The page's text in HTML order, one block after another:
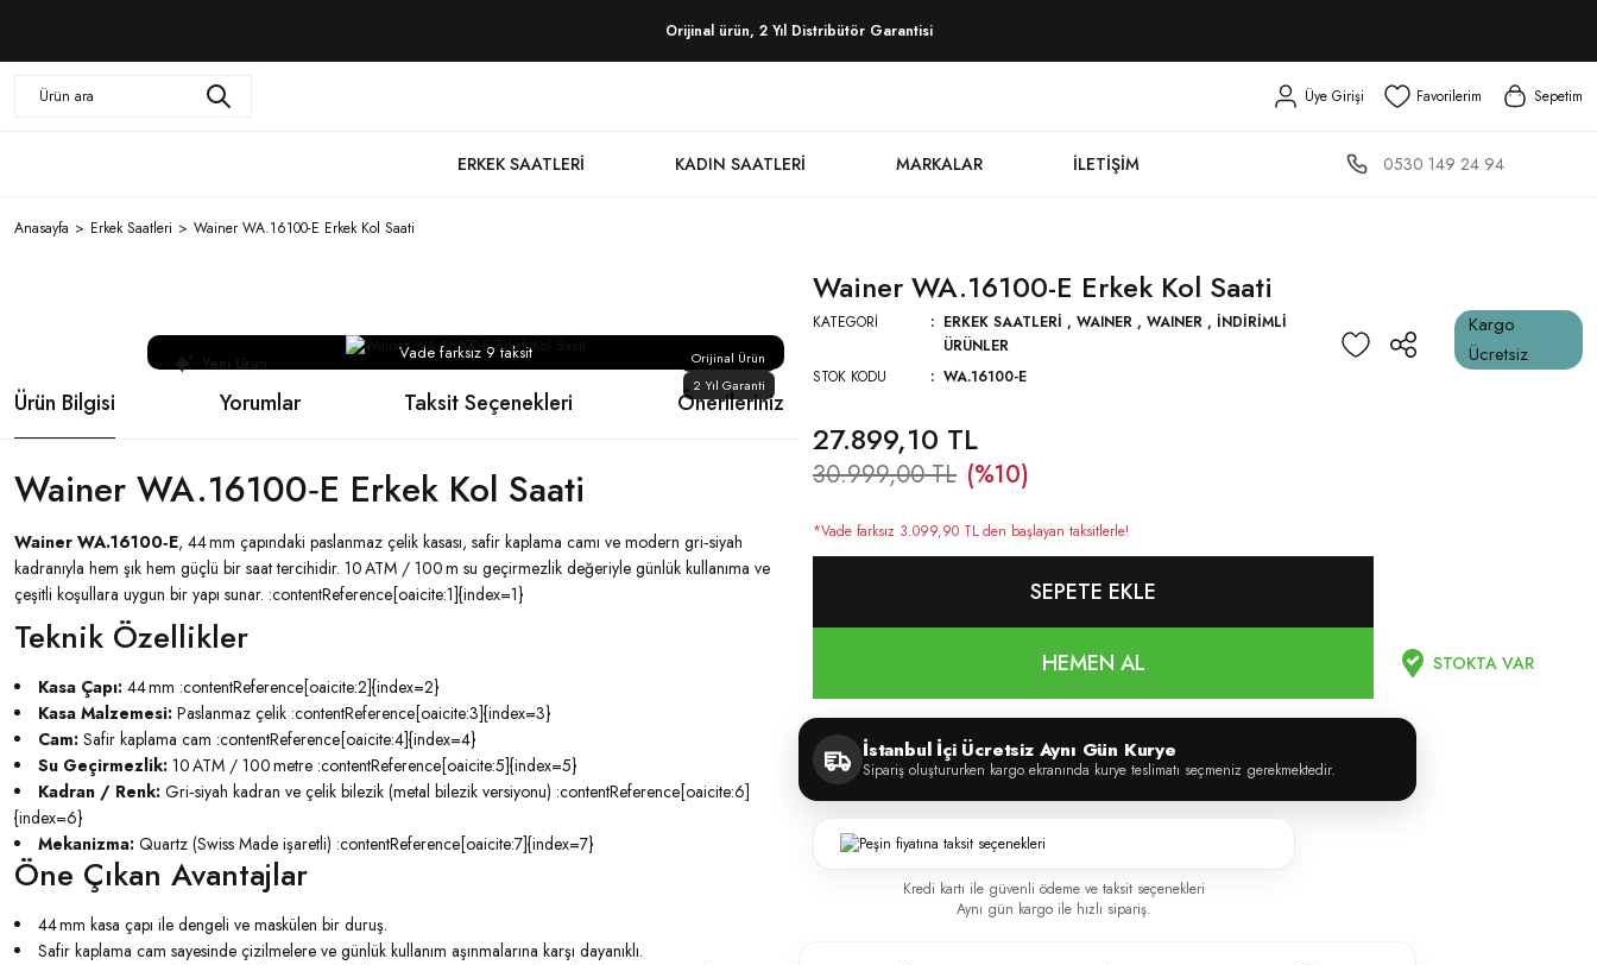
Orijinal ürün, 2 Yıl Distribütör Garantisi
Üye Girişi Favorilerim Sepetim
ERKEK SAATLERI KADIN SAATLERI MARKALAR İLETIŞIM 0530 149 24 94
Anasayfa Erkek Saatleri Wainer WA.16100-E Erkek Kol Saati
Orijinal Ürün
2 Yıl Garanti
Vade farksız 9 taksit
Ürün Bilgisi Yorumlar Taksit Seçenekleri Önerileriniz
Wainer WA.16100‑E Erkek Kol Saati
Wainer WA.16100‑E, 44 mm çapındaki paslanmaz çelik kasası, safir kaplama camı ve modern gri‑siyah
kadranıyla hem şık hem güçlü bir saat tercihidir. 10 ATM / 100 m su geçirmezlik değeriyle günlük kullanıma ve
çeşitli koşullara uygun bir yapı sunar. :contentReference[oaicite:1]{index=1}
Teknik Özellikler
Kasa Çapı: 44 mm :contentReference[oaicite:2]{index=2}
Kasa Malzemesi: Paslanmaz çelik :contentReference[oaicite:3]{index=3}
Cam: Safir kaplama cam :contentReference[oaicite:4]{index=4}
Su Geçirmezlik: 10 ATM / 100 metre :contentReference[oaicite:5]{index=5}
Kadran / Renk: Gri‑siyah kadran ve çelik bilezik (metal bilezik versiyonu) :contentReference[oaicite:6]
{index=6}
Mekanizma: Quartz (Swiss Made işaretli) :contentReference[oaicite:7]{index=7}
Öne Çıkan Avantajlar
44 mm kasa çapı ile dengeli ve maskülen bir duruş.
Safir kaplama cam sayesinde çizilmelere ve günlük kullanım aşınmalarına karşı dayanıklı.
Wainer WA.16100-E Erkek Kol Saati
KATEGORI ERKEK SAATLERI ,WAINER ,WAINER , İNDIRIMLI
ÜRÜNLER
STOK KODU
WA.16100-E
Kargo
Ücretsiz
27.899,10 TL
30.999,00 TL (%10)
*Vade farksız 3.099,90 TL den başlayan taksitlerle!
SEPETE EKLE
HEMEN AL STOKTA VAR
İstanbul İçi Ücretsiz Aynı Gün Kurye
Sipariş oluştururken kargo ekranında kurye teslimatı seçmeniz gerekmektedir.
Kredi kartı ile güvenli ödeme ve taksit seçenekleri
Aynı gün kargo ile hızlı sipariş.